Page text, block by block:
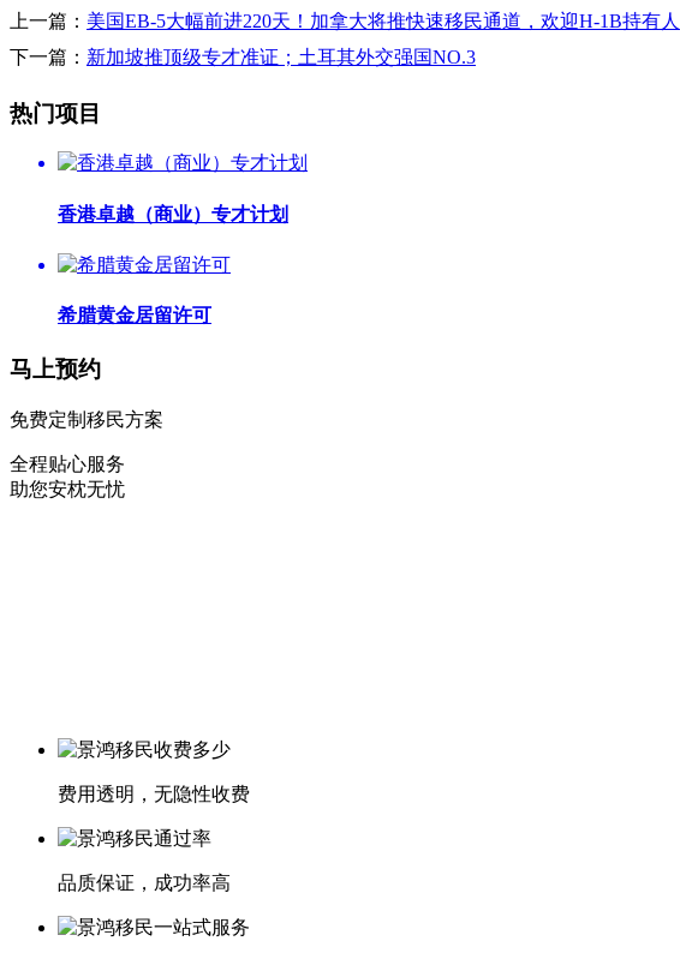
上一篇： 美国EB-5大幅前进220天！加拿大将推快速移民通道，欢迎H-1B持有人
下一篇： 新加坡推顶级专才准证；土耳其外交强国NO.3
热门项目
香港卓越（商业）专才计划
希腊黄金居留许可
马上预约
免费定制移民方案
全程贴心服务
助您安枕无忧
费用透明，无隐性收费
品质保证，成功率高